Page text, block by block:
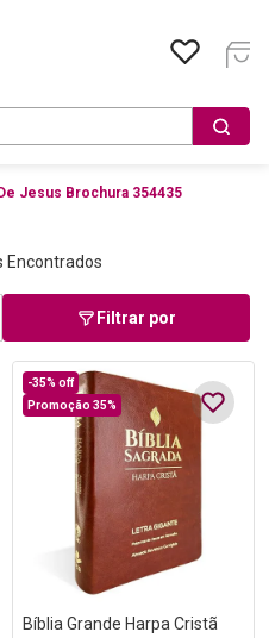
Jesus Brochura 354435
Encontrados
Filtrar por
-35% off
Promoção 35%
Bíblia Grande Harpa Cristã